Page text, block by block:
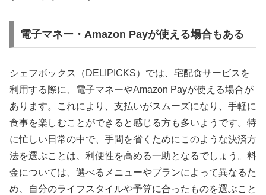
電子マネー・Amazon Payが使える場合もある
シェフボックス（DELIPICKS）では、宅配食サービスを
利用する際に、電子マネーやAmazon Payが使える場合が
あります。これにより、支払いがスムーズになり、手軽に
食事を楽しむことができると感じる方も多いようです。特
に忙しい日常の中で、手間を省くためにこのような決済方
法を選ぶことは、利便性を高める一助となるでしょう。料
金については、選べるメニューやプランによって異なるた
め、自分のライフスタイルや予算に合ったものを選ぶこと